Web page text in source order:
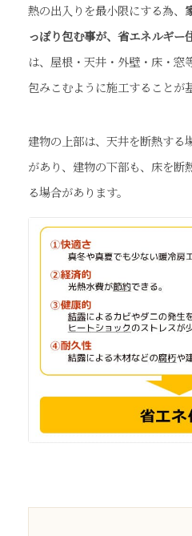
熱の出入りを最小限にする為、
っぽり包む事が、省エネルギー
は、屋根・天井・外壁・床・窓
包みこむように施工することが
建物の上部は、天井を断熱する
があり、建物の下部も、床を断
る場合があります。